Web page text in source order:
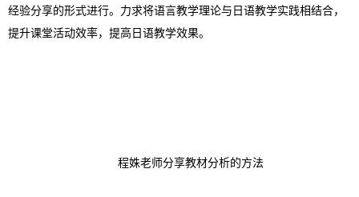
经验分享的形式进行。力求将语言教学理论与日语教学实践相结合，
提升课堂活动效率，提高日语教学效果。
程姝老师分享教材分析的方法